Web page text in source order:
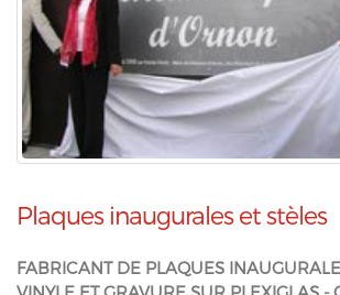
Plaques inaugurales et stèles
FABRICANT DE PLAQUES